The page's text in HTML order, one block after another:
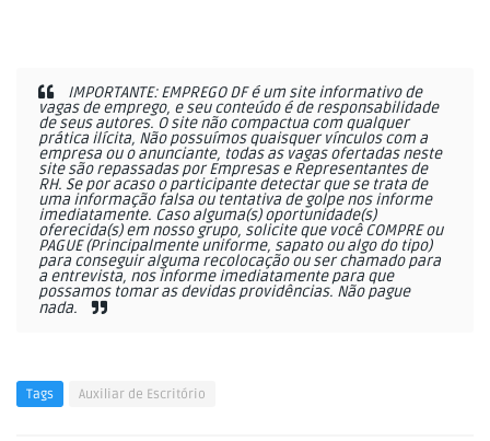
IMPORTANTE: EMPREGO DF é um site informativo de
vagas de emprego, e seu conteúdo é de responsabilidade
de seus autores. O site não compactua com qualquer
prática ilícita, Não possuímos quaisquer vínculos com a
empresa ou o anunciante, todas as vagas ofertadas neste
site são repassadas por Empresas e Representantes de
RH. Se por acaso o participante detectar que se trata de
uma informação falsa ou tentativa de golpe nos informe
imediatamente. Caso alguma(s) oportunidade(s)
oferecida(s) em nosso grupo, solicite que você COMPRE ou
PAGUE (Principalmente uniforme, sapato ou algo do tipo)
para conseguir alguma recolocação ou ser chamado para
a entrevista, nos informe imediatamente para que
possamos tomar as devidas providências. Não pague
nada.
Tags Auxiliar de Escritório